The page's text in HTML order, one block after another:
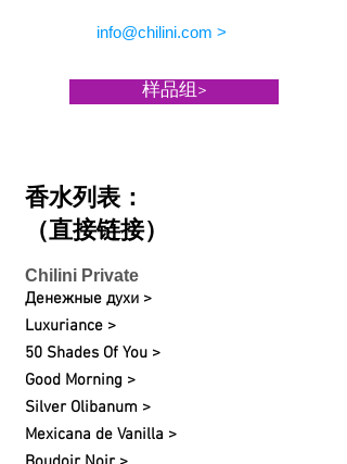
info@chilini.com >
样品组>
香水列表：
（直接链接）
Chilini Private
Денежные духи >
Luxuriance >
50 Shades Of You >
Good Morning >
Silver Olibanum >
Mexicana de Vanilla >